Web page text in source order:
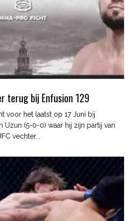
terug bij Enfusion 129
voor het laatst op 17 Juni bij
Uzun (5-0-0) waar hij zijn partij van
vechter...